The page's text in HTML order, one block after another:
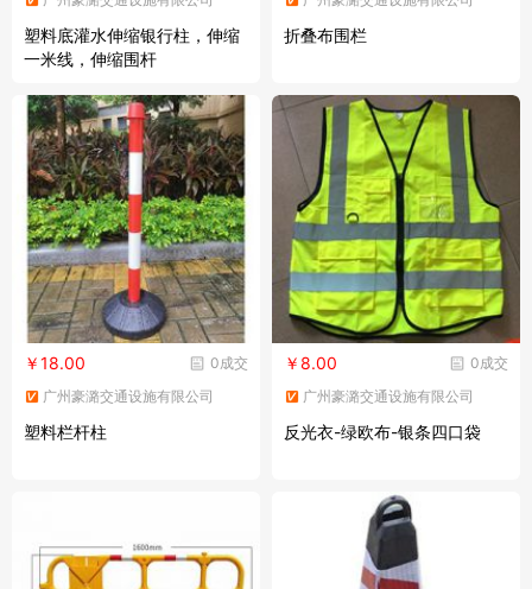
塑料底灌水伸缩银行柱，伸缩
一米线，伸缩围杆
折叠布围栏
0成交
￥18.00
广州豪潞交通设施有限公司
塑料栏杆柱
0成交
￥8.00
广州豪潞交通设施有限公司
反光衣-绿欧布-银条四口袋